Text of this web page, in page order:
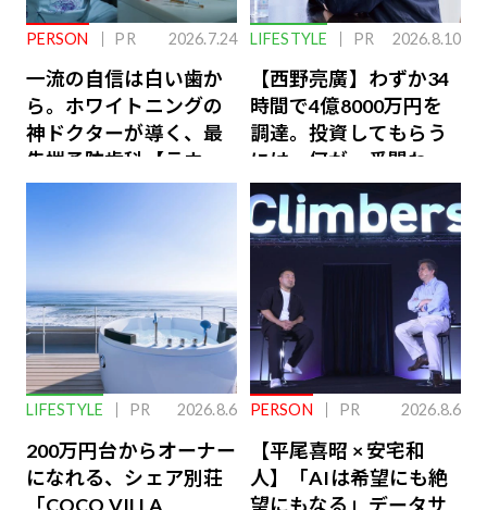
PERSON PR 2026.7.24
一流の自信は白い歯か
ら。ホワイトニングの
神ドクターが導く、最
先端予防歯科【ラウン
ジ会員特典あり】
LIFESTYLE PR 2026.8.10
【西野亮廣】わずか34
時間で4億8000万円を
調達。投資してもらう
には、何が一番問われ
るのか
LIFESTYLE PR 2026.8.6
200万円台からオーナー
になれる、シェア別荘
「COCO VILLA
PERSON PR 2026.8.6
【平尾喜昭 × 安宅和
人】「AIは希望にも絶
望にもなる」データサ